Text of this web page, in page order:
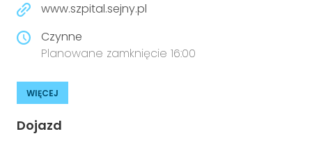
www.szpital.sejny.pl
Czynne
Planowane zamknięcie 16:00
WIĘCEJ
Dojazd